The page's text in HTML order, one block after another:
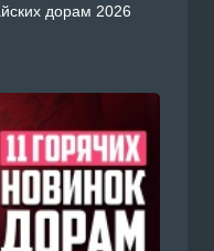
дорам 2026